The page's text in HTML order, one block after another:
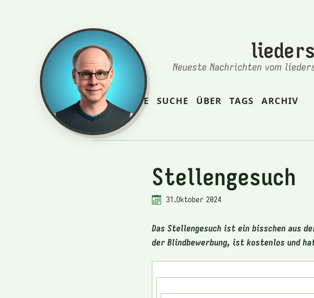
Neueste Nachrichten vom
STARTSEITE SUCHE ÜBER TAGS ARCHIV
Stellengesuch
31.Oktober 2024
Das Stellengesuch ist ein bisschen aus
der Blindbewerbung, ist kostenlos und